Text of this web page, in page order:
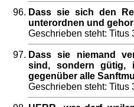
Dass sie sich den
unterordnen und
Geschrieben steht: Titus
Dass sie niemand
sind, sondern gütig,
gegenüber alle
Geschrieben steht: Titus